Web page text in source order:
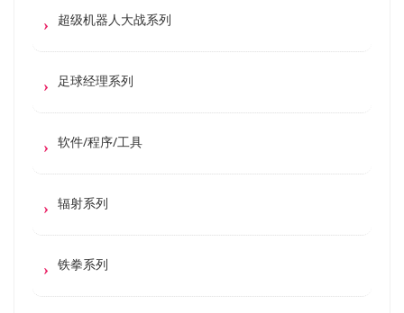
超级机器人大战系列
足球经理系列
软件/程序/工具
辐射系列
铁拳系列